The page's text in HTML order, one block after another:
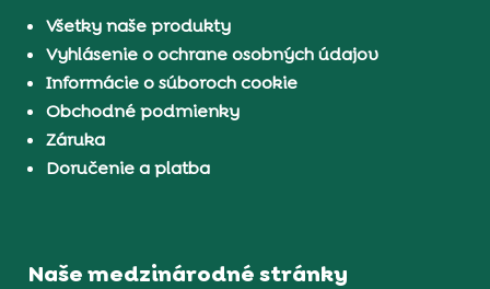
Všetky naše produkty
Vyhlásenie o ochrane osobných údajov
Informácie o súboroch cookie
Obchodné podmienky
Záruka
Doručenie a platba
Naše medzinárodné stránky